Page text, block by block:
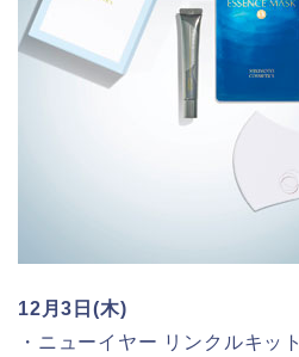
12月3日(木)
・ニューイヤー リンクルキット